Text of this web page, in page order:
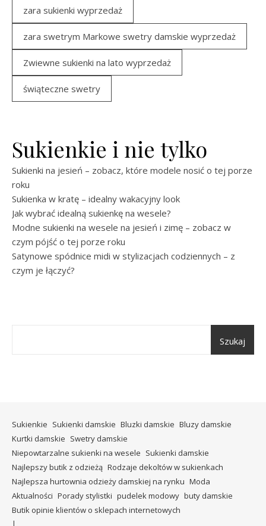
zara sukienki wyprzedaż
zara swetrym Markowe swetry damskie wyprzedaż
Zwiewne sukienki na lato wyprzedaż
świąteczne swetry
Sukienkie i nie tylko
Sukienki na jesień – zobacz, które modele nosić o tej porze
roku
Sukienka w kratę – idealny wakacyjny look
Jak wybrać idealną sukienkę na wesele?
Modne sukienki na wesele na jesień i zimę – zobacz w
czym pójść o tej porze roku
Satynowe spódnice midi w stylizacjach codziennych – z
czym je łączyć?
Szukaj
Sukienkie Sukienki damskie Bluzki damskie Bluzy damskie
Kurtki damskie Swetry damskie
Niepowtarzalne sukienki na wesele Sukienki damskie
Najlepszy butik z odzieżą Rodzaje dekoltów w sukienkach
Najlepsza hurtownia odzieży damskiej na rynku Moda
Aktualności Porady stylistki pudelek modowy buty damskie
Butik opinie klientów o sklepach internetowych